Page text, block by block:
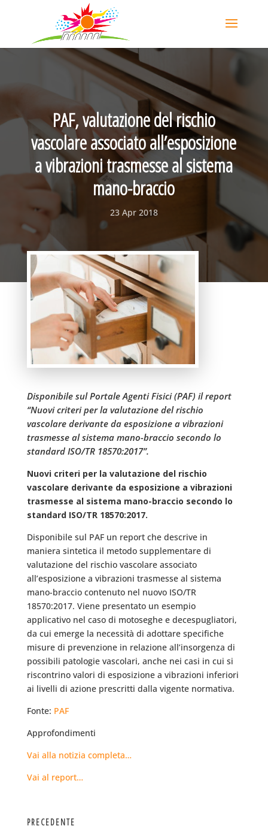
PAF, valutazione del rischio
vascolare associato all’esposizione
a vibrazioni trasmesse al sistema
mano-braccio
23 Apr 2018
Disponibile sul Portale Agenti Fisici (PAF) il report
“Nuovi criteri per la valutazione del rischio
vascolare derivante da esposizione a vibrazioni
trasmesse al sistema mano-braccio secondo lo
standard ISO/TR 18570:2017”.
Nuovi criteri per la valutazione del rischio
vascolare derivante da esposizione a vibrazioni
trasmesse al sistema mano-braccio secondo lo
standard ISO/TR 18570:2017.
Disponibile sul PAF un report che descrive in
maniera sintetica il metodo supplementare di
valutazione del rischio vascolare associato
all’esposizione a vibrazioni trasmesse al sistema
mano-braccio contenuto nel nuovo ISO/TR
18570:2017. Viene presentato un esempio
applicativo nel caso di motoseghe e decespugliatori,
da cui emerge la necessità di adottare specifiche
misure di prevenzione in relazione all’insorgenza di
possibili patologie vascolari, anche nei casi in cui si
riscontrino valori di esposizione a vibrazioni inferiori
ai livelli di azione prescritti dalla vigente normativa.
Fonte: PAF
Approfondimenti
Vai alla notizia completa…
Vai al report…
PRECEDENTE